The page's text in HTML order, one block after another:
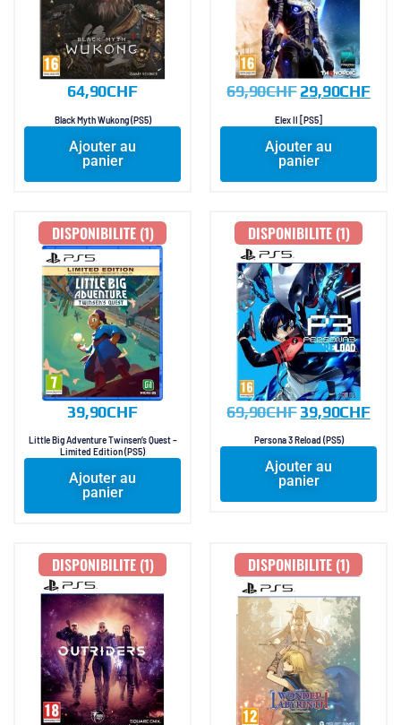
64,90CHF
Black Myth Wukong (PS5)
Ajouter au
panier
69,90CHF 29,90CHF
Elex II [PS5]
Ajouter au
panier
DISPONIBILITE (1)
39,90CHF
Little Big Adventure Twinsen’s Quest –
Limited Edition (PS5)
Ajouter au
panier
DISPONIBILITE (1)
69,90CHF39,90CHF
Persona 3 Reload (PS5)
Ajouter au
panier
DISPONIBILITE (1) DISPONIBILITE (1)